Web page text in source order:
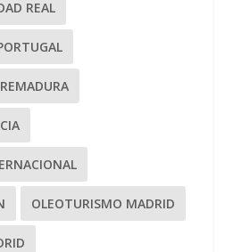
REAL
OLEOTURISMO MADRID